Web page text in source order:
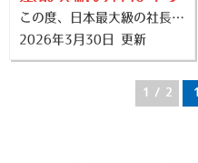
タビューメディア
『社長名鑑』に弊社
代表 平松が掲載さ
この度、日本最大級の社長動画・インタビューメディア『社長名鑑』に、弊社代表取締役 平松のインタビュー記事が掲載されました。 ■ 掲載内容について 今回の取材では、弊社のこれまでの歩みや、「10年で売上7倍」を達成した急成長の舞台裏、そして地域に根ざした多角的な事業展開（9事業9ブランド）の戦略について詳しくお話ししております 。 「愛知を代表する企業100選」にも選出された弊社のビジョンや、リフォーム業界の枠を超えた組織づくりへの想いなど、平松建工（ウインググループ）の魅力が凝縮された内容となっております 。 ■ 私たちが大切にしている「お客様への想い」 弊社のビジョンは、「日本中の奥様を笑顔にする会社になること」です 。 住まいのリフォームは、単に建物を直すことではありません。お客様の日常にある「困った」を解決し、毎日がもっと快適で、ホッと心癒される空間を創り出すことだと考えています 。 創業以来、大切にしてきたのは「公明正大」な姿勢と、お客様・社員・協力業者の人生を豊かにする「三方喜し」の精神です 。 これからもお客様の感情を最優先する「顧客感情主義」を貫き、地域に根ざしたパートナーとして、大切な住まいを守り抜くことをお約束いたします 。 ■ インタビュー記事はこちら 【社長名鑑 公開ページ】 https://shachomeikan.jp/industry_article/5689 ■ 数字で見る弊社の実績と規模 創業55年：半世紀を超える信頼と地域密着の実績 多角経営：住まいを支える「9事業9ブランド」を展開 急成長の実績：直近10年で売上を7倍へと拡大 高品質なサービス：累計施工1.2万件超、Google口コミ平均4.7点 弊社はこれからも「日本中の奥様を笑顔にする」というミッションのもと、さらなる組織拡大とサービスの向上に邁進してまいります。
2026年3月30日 更新
1 / 2 1